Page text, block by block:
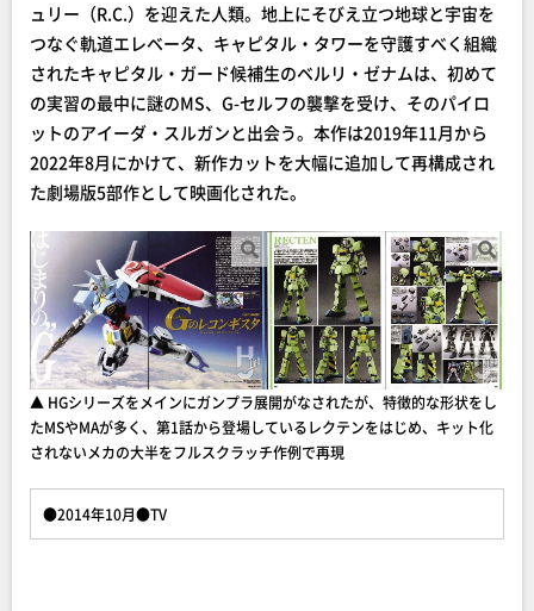
ュリー（R.C.）を迎えた人類。地上にそびえ立つ地球と宇宙を
つなぐ軌道エレベータ、キャピタル・タワーを守護すべく組織
されたキャピタル・ガード候補生のベルリ・ゼナムは、初めて
の実習の最中に謎のMS、G-セルフの襲撃を受け、そのパイロ
ットのアイーダ・スルガンと出会う。本作は2019年11月から
2022年8月にかけて、新作カットを大幅に追加して再構成され
た劇場版5部作として映画化された。
▲ HGシリーズをメインにガンプラ展開がなされたが、特徴的な形状をし
たMSやMAが多く、第1話から登場しているレクテンをはじめ、キット化
されないメカの大半をフルスクラッチ作例で再現
●2014年10月●TV